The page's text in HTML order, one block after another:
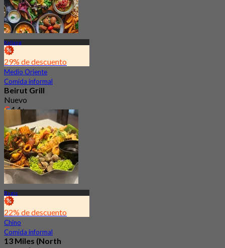
Kallang
29% de descuento
Medio Oriente
Comida informal
Beirut Grill
Nuevo
4.4
Desde
S$ 49.5
Bugis
22% de descuento
Chino
Comida informal
13 Miles (North